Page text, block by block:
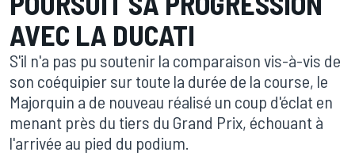
AVEC LA DUCATI
S'il n'a pas pu soutenir la comparaison vis-à-vis de
son coéquipier sur toute la durée de la course, le
Majorquin a de nouveau réalisé un coup d'éclat en
menant près du tiers du Grand Prix, échouant à
l'arrivée au pied du podium.